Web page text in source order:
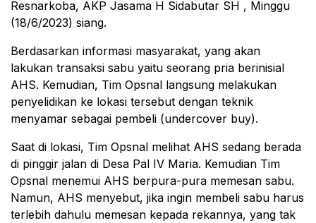
Resnarkoba, AKP Jasama H Sidabutar SH , Minggu
(18/6/2023) siang.
Berdasarkan informasi masyarakat, yang akan
lakukan transaksi sabu yaitu seorang pria berinisial
AHS. Kemudian, Tim Opsnal langsung melakukan
penyelidikan ke lokasi tersebut dengan teknik
menyamar sebagai pembeli (undercover buy).
Saat di lokasi, Tim Opsnal melihat AHS sedang berada
di pinggir jalan di Desa Pal IV Maria. Kemudian Tim
Opsnal menemui AHS berpura-pura memesan sabu.
Namun, AHS menyebut, jika ingin membeli sabu harus
terlebih dahulu memesan kepada rekannya, yang tak